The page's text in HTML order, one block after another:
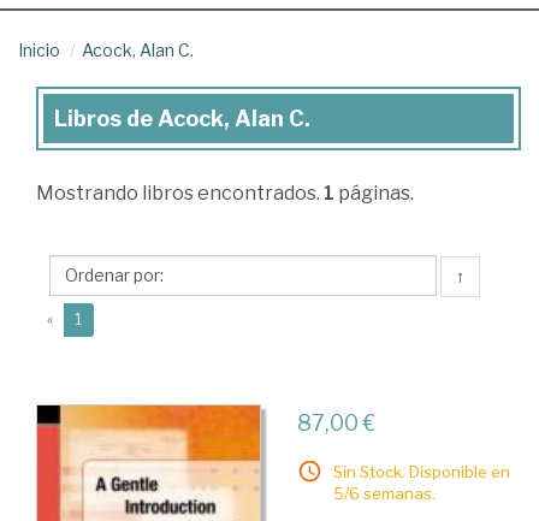
Inicio Acock, Alan C.
Libros
Acock,
Libros de Acock, Alan C.
Mostrando libros encontrados. 1 páginas.
↑
« 1
87,00 €
Sin Stock. Disponible en
5/6 semanas.